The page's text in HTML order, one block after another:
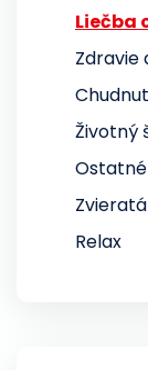
Liečba
Zdravie
Životný
Ostatné
Zvieratá
Relax